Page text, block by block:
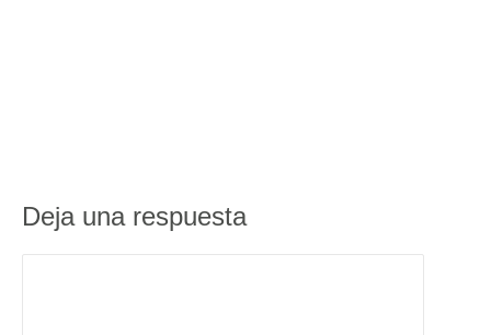
Deja una respuesta